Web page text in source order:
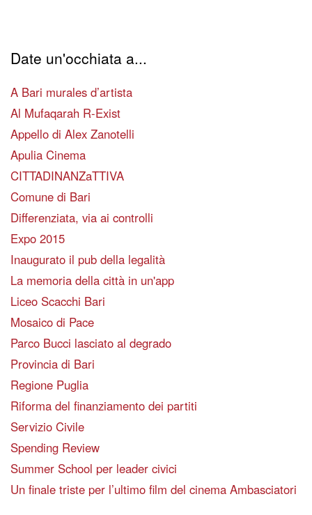
Date un'occhiata a...
A Bari murales d’artista
Al Mufaqarah R-Exist
Appello di Alex Zanotelli
Apulia Cinema
CITTADINANZaTTIVA
Comune di Bari
Differenziata, via ai controlli
Expo 2015
Inaugurato il pub della legalità
La memoria della città in un'app
Liceo Scacchi Bari
Mosaico di Pace
Parco Bucci lasciato al degrado
Provincia di Bari
Regione Puglia
Riforma del finanziamento dei partiti
Servizio Civile
Spending Review
Summer School per leader civici
Un finale triste per l’ultimo film del cinema Ambasciatori